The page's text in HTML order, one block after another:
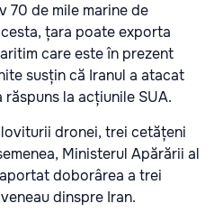
70 de mile marine de
țara poate exporta
care este în prezent
susțin că Iranul a atacat
la acțiunile SUA.
dronei, trei cetățeni
Ministerul Apărării al
doborârea a trei
dinspre Iran.